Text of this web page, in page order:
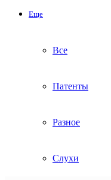
Еще
Все
Патенты
Разное
Слухи